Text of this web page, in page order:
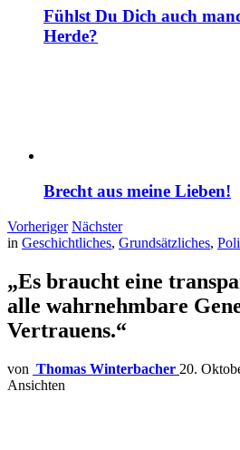
Fühlst Du Dich auch
Herde?
Brecht aus meine Lieben!
Vorheriger Nächster
in Geschichtliches, Grundsätzliches,
„Es braucht eine
alle wahrnehmbare
Vertrauens.“
von Thomas Winterbacher 20.
Ansichten